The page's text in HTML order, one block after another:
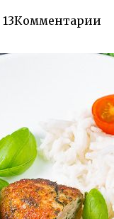
13Комментарии